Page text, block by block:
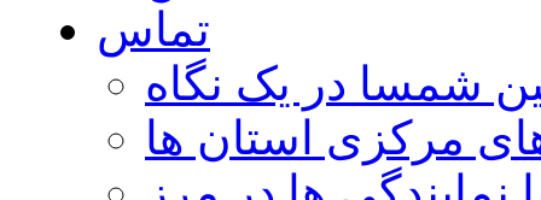
تماس
شمسا در یک نگاه
مرکزی استان ها